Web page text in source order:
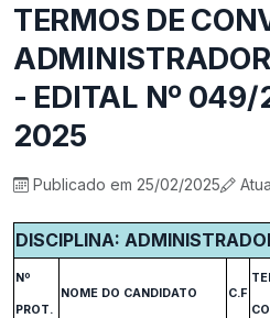
TERMOS DE
- EDITAL Nº
2025
Publicado em 25/02/2025
DISCIPLINA:
Nº
PROT.
NOME DO CANDIDATO C.F